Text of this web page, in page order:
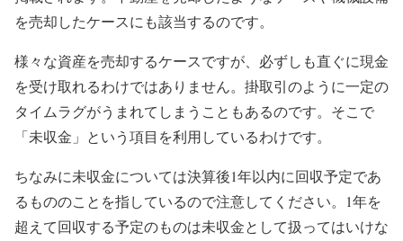
を売却したケースにも該当するのです。
様々な資産を売却するケースですが、必ずしも直ぐに現金
を受け取れるわけではありません。掛取引のように一定の
タイムラグがうまれてしまうこともあるのです。そこで
「未収金」という項目を利用しているわけです。
ちなみに未収金については決算後1年以内に回収予定であ
るもののことを指しているので注意してください。1年を
超えて回収する予定のものは未収金として扱ってはいけな